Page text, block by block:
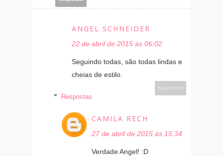
ANGEL SCHNEIDER
22 de abril de 2015 às 06:02
Seguindo todas, são todas lindas e
cheias de estilo.
Responder
Respostas
CAMILA RECH
27 de abril de 2015 às 15:34
Verdade Angel! :D